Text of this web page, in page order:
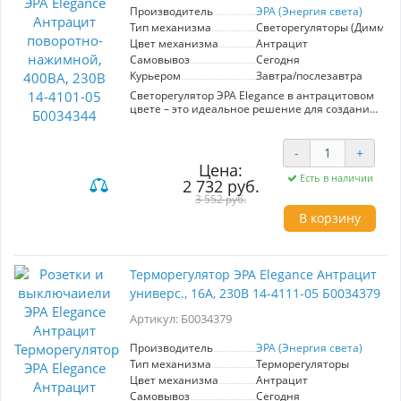
Производитель
ЭРА (Энергия света)
Тип механизма
Светорегуляторы
Цвет механизма
Антрацит
Самовывоз
Сегодня
Курьером
Завтра/послезавтра
Светорегулятор ЭРА Elegance в антрацитовом
цвете – это идеальное решение для создания
Модель с поворотно-нажимным управлением
позволяет легко регулировать яркость света,
что способствует созданию уютной атмосферы
в любой комнате. С мощностью 400 ВА и
напряжением 230 В, данный светорегулятор
подходит для различных осветительных
решений, включая лампы накаливания и
светодиоды. Эстетичный дизайн устройства
интерьеры, а высококачественные материалы
обеспечивают долговечность и надежность.
Установка не требует специальных навыков,
что позволяет сэкономить время и средства.
оптимизации освещения, улучшения качества
пространства.
Цена:
2 732 руб.
3 552 руб.
- +
Есть в наличии
В корзину
Терморегулятор ЭРА Elegance Антрацит
универс., 16А, 230В 14-4111-05 Б0034379
Артикул: Б0034379
Производитель
ЭРА (Энергия света)
Тип механизма
Терморегуляторы
Цвет механизма
Антрацит
Самовывоз
Сегодня